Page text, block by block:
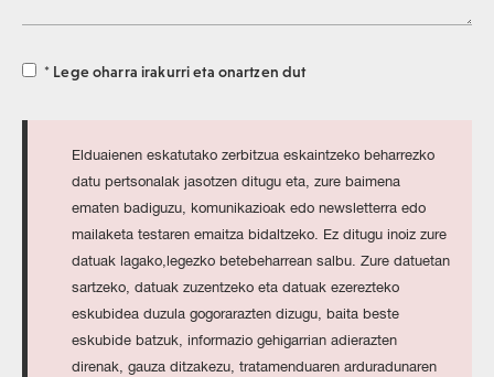
* Lege oharra irakurri eta onartzen dut
Elduaienen eskatutako zerbitzua eskaintzeko beharrezko
datu pertsonalak jasotzen ditugu eta, zure baimena
ematen badiguzu, komunikazioak edo newsletterra edo
mailaketa testaren emaitza bidaltzeko. Ez ditugu inoiz zure
datuak lagako,legezko betebeharrean salbu. Zure datuetan
sartzeko, datuak zuzentzeko eta datuak ezerezteko
eskubidea duzula gogorarazten dizugu, baita beste
eskubide batzuk, informazio gehigarrian adierazten
direnak, gauza ditzakezu, tratamenduaren arduradunaren